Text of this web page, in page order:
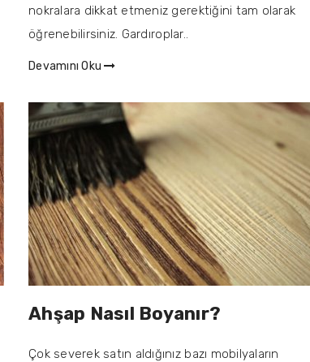
nokralara dikkat etmeniz gerektiğini tam olarak
öğrenebilirsiniz. Gardıroplar..
Devamını Oku
Ahşap Nasıl Boyanır?
Çok severek satın aldığınız bazı mobilyaların